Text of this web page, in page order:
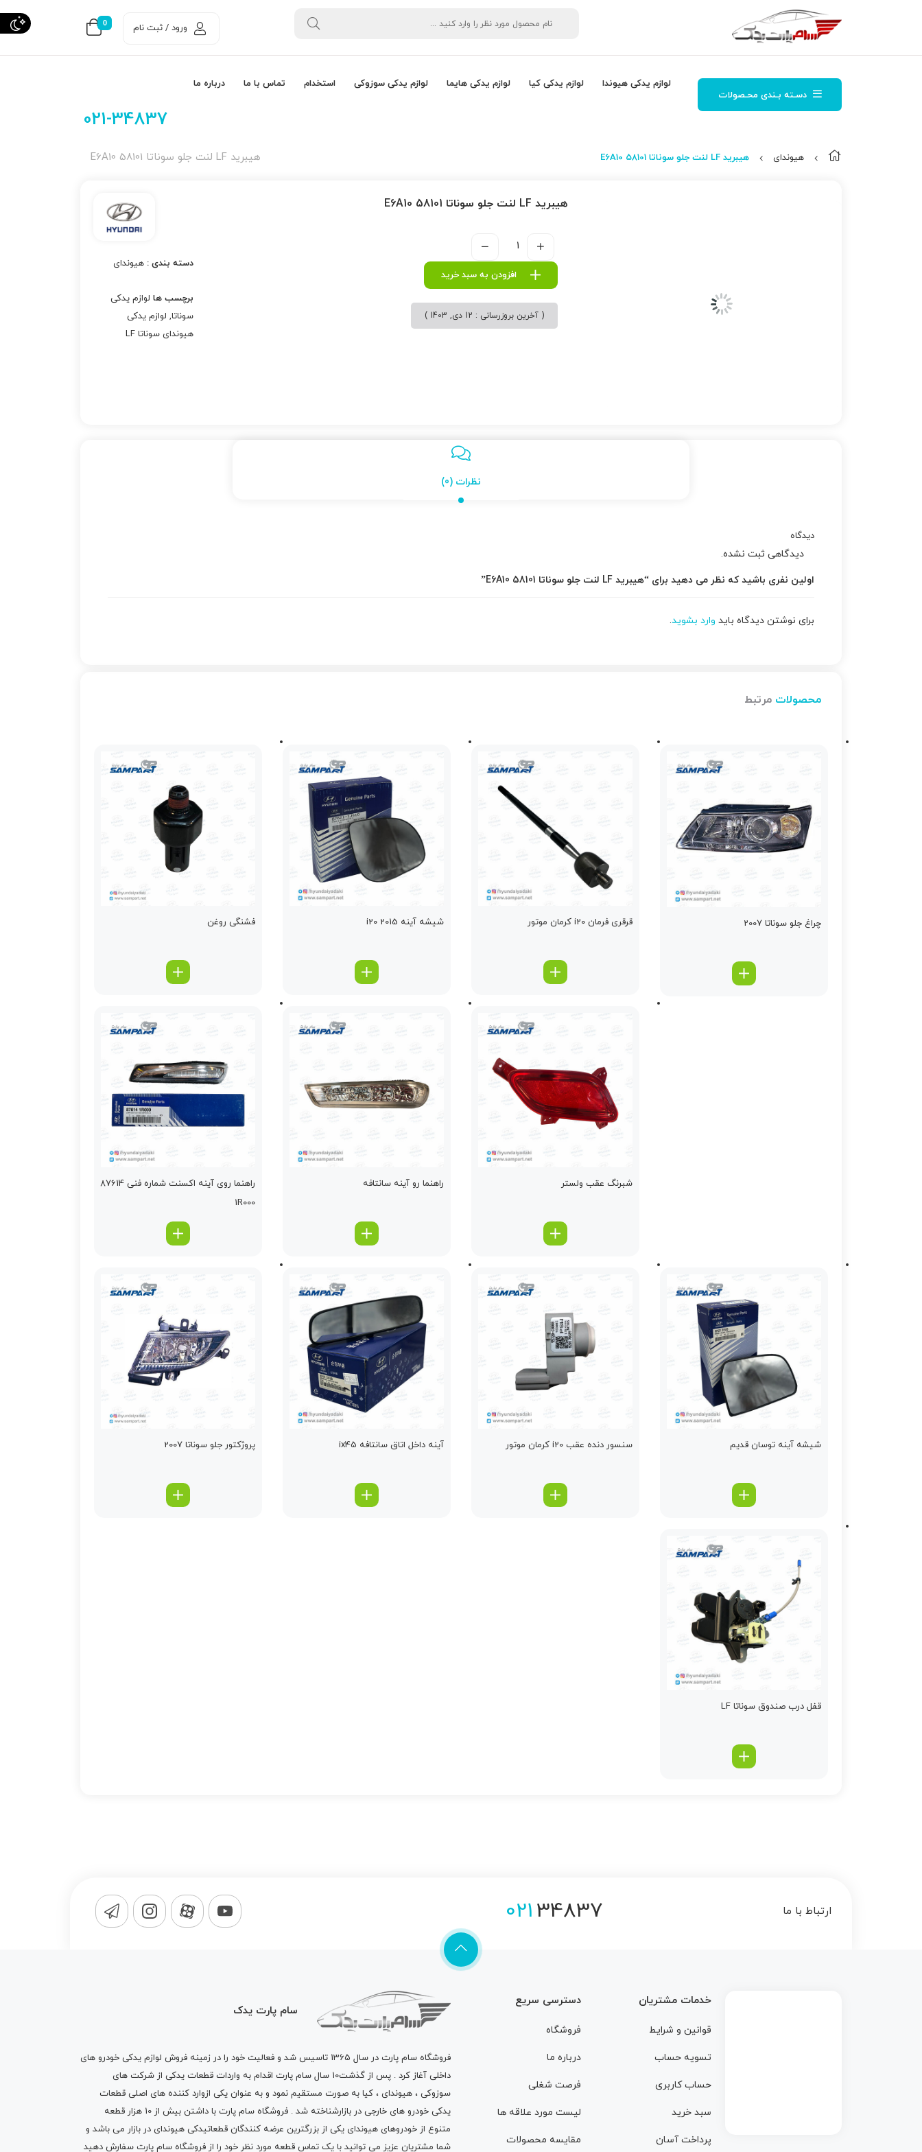
0 ورود / ثبت نام
دسـته بـندی محـصولات
لوازم یدکی هیوندا لوازم یدکی کیا لوازم یدکی هایما لوازم یدکی سوزوکی استخدام تماس با ما درباره ما
021-34837
هیبرید LF لنت جلو سوناتا 58101 E6A10 هیوندای هیبرید LF لنت جلو سوناتا 58101 E6A10
هیبرید LF لنت جلو سوناتا 58101 E6A10
افزودن به سبد خرید
( آخرین بروزرسانی : 12 دی, 1403 )
دسته بندی :هیوندای
برچسب ها لوازم یدکی
سوناتا, لوازم یدکی
هیوندای سوناتا LF
نظرات (0)
دیدگاه
دیدگاهی ثبت نشده.
اولین نفری باشید که نظر می دهید برای “هیبرید LF لنت جلو سوناتا 58101 E6A10”
برای نوشتن دیدگاه باید وارد بشوید.
محصولات مرتبط
چراغ جلو سوناتا 2007 قرقری فرمان i20 کرمان موتور شیشه آینه i20 2015 فشنگی روغن
شبرنگ عقب ولستر راهنما رو آینه سانتافه
راهنما روی آینه اکسنت شماره فنی 87614
1R000
شیشه آینه توسان قدیم سنسور دنده عقب i20 کرمان موتور آینه داخل اتاق سانتافه ix45 پروژکتور جلو سوناتا 2007
قفل درب صندوق سوناتا LF
ارتباط با ما 02134837
خدمات مشتریان
قوانین و شرایط
تسویه حساب
حساب کاربری
سبد خرید
پرداخت آسان
دسترسی سریع
فروشگاه
درباره ما
فرصت شغلی
لیست مورد علاقه ها
مقایسه محصولات
سام پارت یدک
فروشگاه سام پارت
در سال 1365 تاسیس شد و فعالیت خود را در زمینه فروش لوازم یدکی خودرو های
داخلی آغاز کرد . پس از گذشت10 سال سام پارت اقدام به واردات قطعات یدکی از شرکت های
سوزوکی ، هیوندای ، کیا به صورت مستقیم نمود و به عنوان یکی ازوارد کننده های اصلی قطعات
یدکی خودرو های خارجی در بازارشناخته شد . فروشگاه سام پارت با داشتن بیش از 10 هزار قطعه
متنوع از خودروهای هیوندای یکی از بزرگترین عرضه کنندگان قطعاتیدکی هیوندای در بازار می باشد و
شما مشتریان عزیز می توانید با یک تماس قطعه مورد نظر خود را از فروشگاه سام پارت سفارش دهید